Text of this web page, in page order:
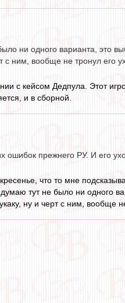
ни одного варианта, это
с ним, вообще не тронул его
с кейсом Дедпула. Этот
и в сборной.
ошибок прежнего РУ. И его
что то мне
тут не было ни одного
ну и черт с ним, вообще